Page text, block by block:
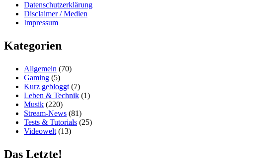
Datenschutzerklärung
Disclaimer / Medien
Impressum
Kategorien
Allgemein (70)
Gaming (5)
Kurz gebloggt (7)
Leben & Technik (1)
Musik (220)
Stream-News (81)
Tests & Tutorials (25)
Videowelt (13)
Das Letzte!